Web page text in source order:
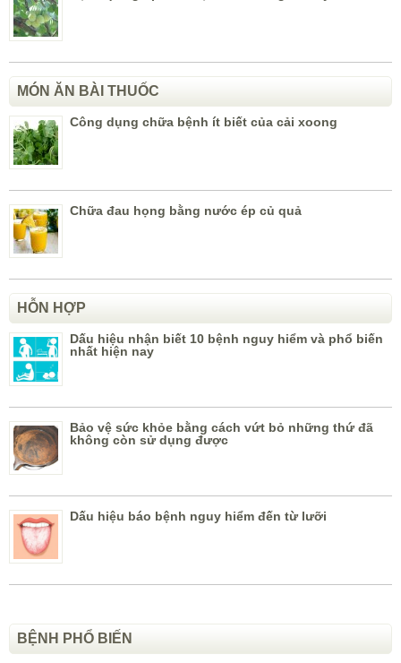
MÓN ĂN BÀI THUỐC
Công dụng chữa bệnh ít biết của cải xoong
Chữa đau họng bằng nước ép củ quả
HỖN HỢP
Dấu hiệu nhận biết 10 bệnh nguy hiểm và phổ biến
nhất hiện nay
Bảo vệ sức khỏe bằng cách vứt bỏ những thứ đã
không còn sử dụng được
Dấu hiệu báo bệnh nguy hiểm đến từ lưỡi
BỆNH PHỔ BIẾN